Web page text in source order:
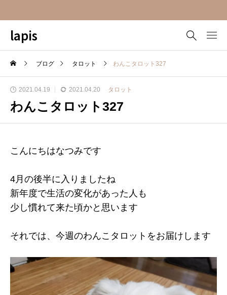
lapis
ブログ タロット わんこタロット327
2021.04.19 2021.04.20 タロット
わんこタロット327
こんにちはなつみです
4月の後半に入りましたね
新年度で生活の変化があった人も
少し慣れて来た頃かと思います
それでは、今週のわんこタロットをお届けします